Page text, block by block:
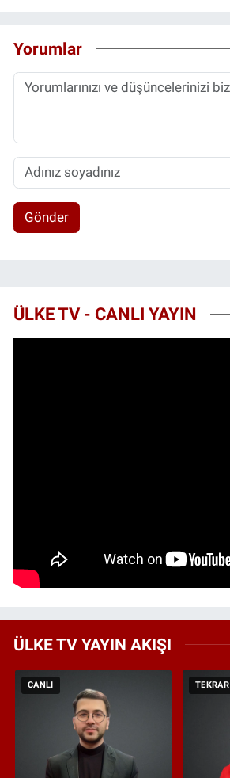
Yorumlar
Gönder
ÜLKE TV - CANLI YAYIN
ÜLKE TV YAYIN AKIŞI
CANLI TEKRAR